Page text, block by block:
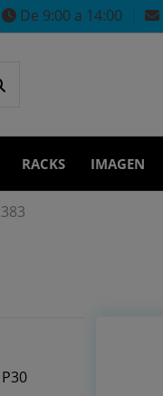
De 9:00 a 14:00
RACKS IMAGEN